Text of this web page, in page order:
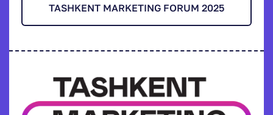
TASHKENT MARKETING FORUM 2025